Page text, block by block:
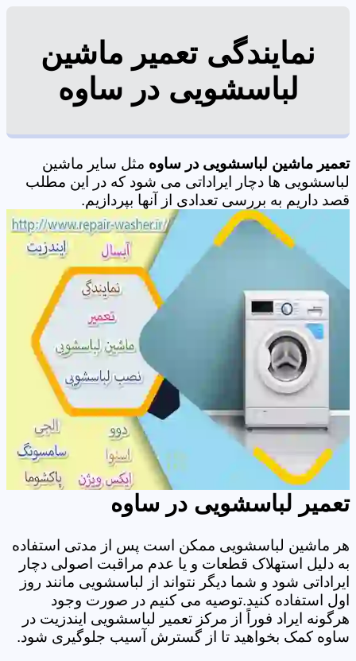
نمایندگی تعمیر ماشین
لباسشویی در ساوه
تعمیر ماشین لباسشویی در ساوه مثل سایر ماشین
لباسشویی ها دچار ایراداتی می شود که در این مطلب
قصد داریم به بررسی تعدادی از آنها بپردازیم.
تعمیر لباسشویی در ساوه
هر ماشین لباسشویی ممکن است پس از مدتی استفاده
به دلیل استهلاک قطعات و یا عدم مراقبت اصولی دچار
ایراداتی شود و شما دیگر نتواند از لباسشویی مانند روز
اول استفاده کنید.توصیه می کنیم در صورت وجود
هرگونه ایراد فوراً از مرکز تعمیر لباسشویی ایندزیت در
ساوه کمک بخواهید تا از گسترش آسیب جلوگیری شود.